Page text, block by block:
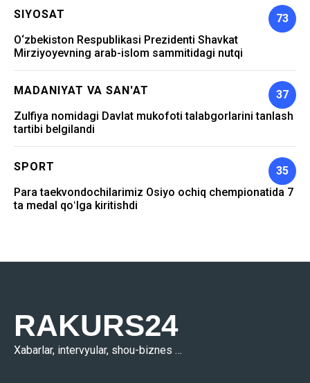
SIYOSAT
73
O‘zbekiston Respublikasi Prezidenti Shavkat
Mirziyoyevning arab-islom sammitidagi nutqi
MADANIYAT VA SAN'AT
37
Zulfiya nomidagi Davlat mukofoti talabgorlarini tanlash
tartibi belgilandi
SPORT
35
Para taekvondochilarimiz Osiyo ochiq chempionatida 7
ta medal qoʻlga kiritishdi
RAKURS24
Xabarlar, intervyular, shou-biznes …